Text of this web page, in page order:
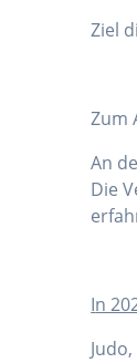
Ziel
Zum
An
Die
In